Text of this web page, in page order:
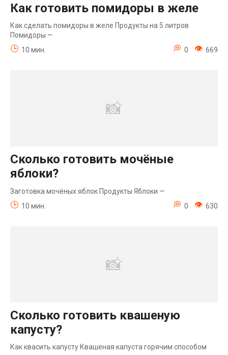
Как готовить помидоры в желе
Как сделать помидоры в желе Продукты на 5 литров
Помидоры —
10 мин.
0 669
Сколько готовить мочёные
яблоки?
Заготовка мочёных яблок Продукты Яблоки —
10 мин.
0 630
Сколько готовить квашеную
капусту?
Как квасить капусту Квашеная капуста горячим способом